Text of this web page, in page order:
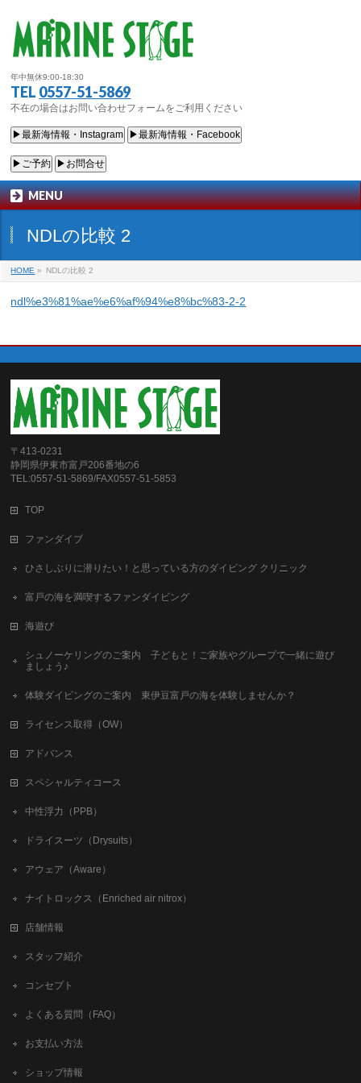
年中無休9:00-18:30
TEL 0557-51-5869
不在の場合はお問い合わせフォームをご利用ください
▶最新海情報・Instagram ▶最新海情報・Facebook
▶ご予約 ▶お問合せ
MENU
NDLの比較 2
HOME » NDLの比較 2
ndl%e3%81%ae%e6%af%94%e8%bc%83-2-2
〒413-0231
静岡県伊東市富戸206番地の6
TEL:0557-51-5869/FAX0557-51-5853
TOP
ファンダイブ
ひさしぶりに潜りたい！と思っている方のダイビング クリニック
富戸の海を満喫するファンダイビング
海遊び
シュノーケリングのご案内 子どもと！ご家族やグループで一緒に遊び
ましょう♪
体験ダイビングのご案内 東伊豆富戸の海を体験しませんか？
ライセンス取得（OW）
アドバンス
スペシャルティコース
中性浮力（PPB）
ドライスーツ（Drysuits）
アウェア（Aware）
ナイトロックス（Enriched air nitrox）
店舗情報
スタッフ紹介
コンセプト
よくある質問（FAQ）
お支払い方法
ショップ情報